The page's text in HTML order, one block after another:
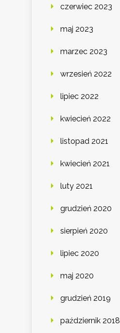
czerwiec 2023
maj 2023
marzec 2023
wrzesień 2022
lipiec 2022
kwiecień 2022
listopad 2021
kwiecień 2021
luty 2021
grudzień 2020
sierpień 2020
lipiec 2020
maj 2020
grudzień 2019
październik 2018